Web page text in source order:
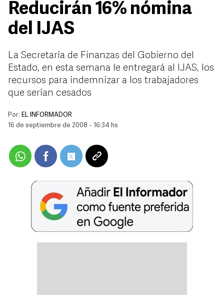
Reducirán 16% nómina
del IJAS
La Secretaría de Finanzas del Gobierno del
Estado, en esta semana le entregará al IJAS, los
recursos para indemnizar a los trabajadores
que serían cesados
Por: EL INFORMADOR
16 de septiembre de 2008 - 16:34 hs